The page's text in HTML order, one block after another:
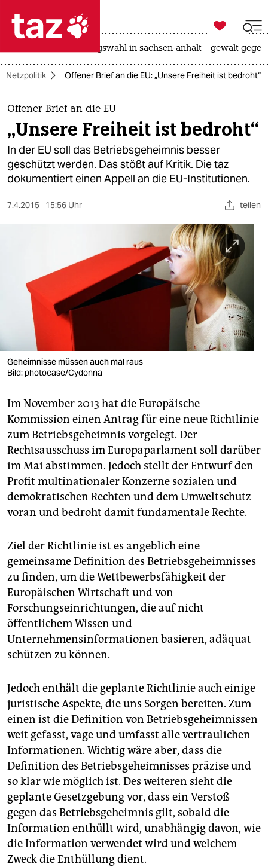
 taz zahl ich
taz zahl ich
themen
politik
öko
nord
wahrheit
verlag
verlag
veranstaltungen
shop
fragen & hilfe
unterstützen
abo
genossenschaft
epaper login

taz zahl ich
landtagswahl in sachsen-anhalt gewalt
Netzpolitik Offener Brief an die EU: „Unsere Freiheit ist bedroht“
Offener Brief an die EU
„Unsere Freiheit ist bedroht“
In der EU soll das Betriebsgeheimnis besser
geschützt werden. Das stößt auf Kritik. Die taz
dokumentiert einen Appell an die EU-Institutionen.
7.4.2015 15:56 Uhr teilen
Geheimnisse müssen auch mal raus
Bild: photocase/Cydonna
Im November 2013 hat die Europäische
Kommission einen Antrag für eine neue Richtlinie
zum Betriebsgeheimnis vorgelegt. Der
Rechtsausschuss im Europaparlament soll darüber
im Mai abstimmen. Jedoch stellt der Entwurf den
Profit multinationaler Konzerne sozialen und
demokratischen Rechten und dem Umweltschutz
voran und bedroht damit fundamentale Rechte.
Ziel der Richtlinie ist es angeblich eine
gemeinsame Definition des Betriebsgeheimnisses
zu finden, um die Wettbewerbsfähigkeit der
Europäischen Wirtschaft und von
Forschungseinrichtungen, die auf nicht
öffentlichem Wissen und
Unternehmensinformationen basieren, adäquat
schützen zu können.
Jedoch enthält die geplante Richtlinie auch einige
juristische Aspekte, die uns Sorgen bereiten. Zum
einen ist die Definition von Betriebsgeheimnissen
weit gefasst, vage und umfasst alle vertraulichen
Informationen. Wichtig wäre aber, dass die
Definition des Betriebsgeheimnisses präzise und
so klar wie möglich ist. Des weiteren sieht die
geplante Gesetzgebung vor, dass ein Verstoß
gegen das Betriebsgeheimnis gilt, sobald die
Information enthüllt wird, unabhängig davon, wie
die Information verwendet wird und welchem
Zweck die Enthüllung dient.